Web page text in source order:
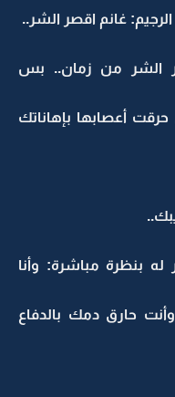
غانم اقصر الشر..
الشر من زمان.. بس
أعصابها بإهاناتك
بنظرة مباشرة: وأنا
وأنت حارق دمك بالدفاع